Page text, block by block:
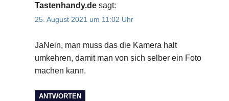
Tastenhandy.de sagt:
25. August 2021 um 11:02 Uhr
JaNein, man muss das die Kamera halt
umkehren, damit man von sich selber ein Foto
machen kann.
ANTWORTEN